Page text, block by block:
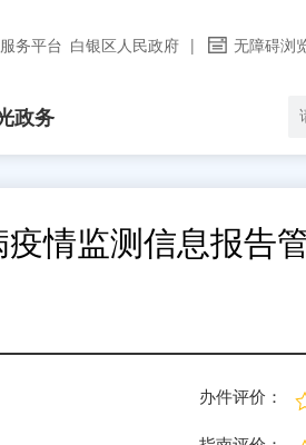
务平台 白银区人民政府 | 无障碍浏
政务
情监测信息报告
办件评价：